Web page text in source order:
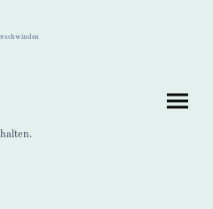
.